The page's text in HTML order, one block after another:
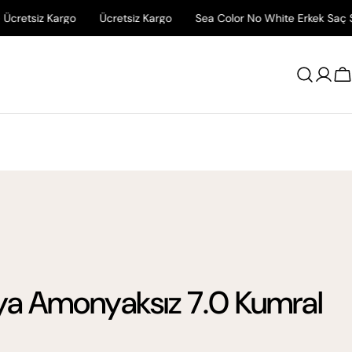
Ücretsiz Kargo Sea Color No White Erkek Saç
Giriş
Amonyaksız 7.0 Kumral